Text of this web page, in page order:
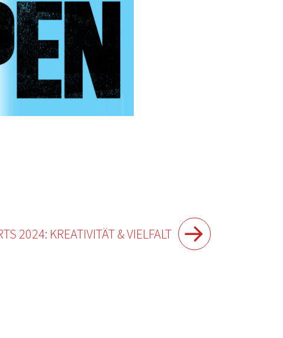
2024: KREATIVITÄT & VIELFALT